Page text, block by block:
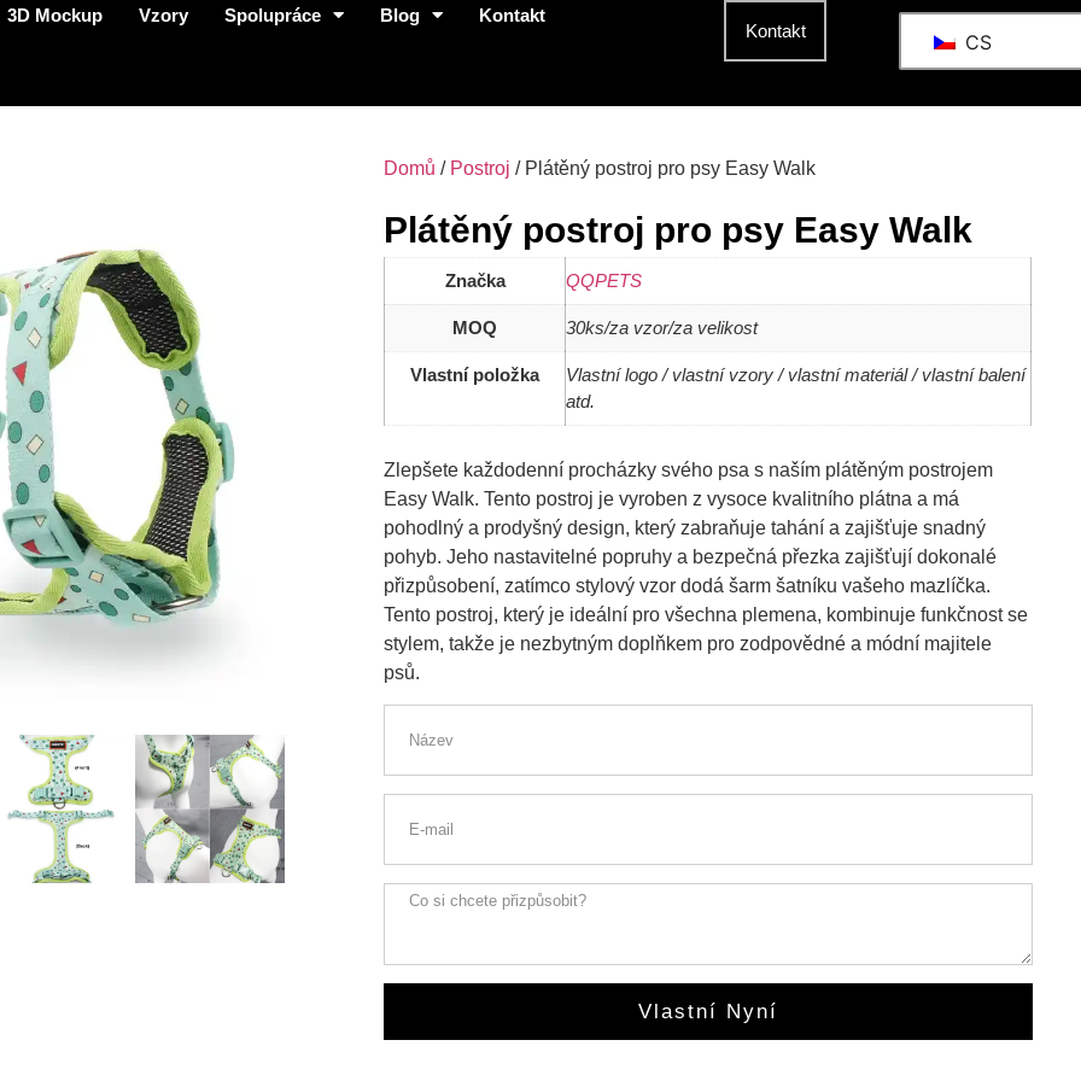
3D Mockup Vzory Spolupráce Blog Kontakt
Kontakt CS
Domů / Postroj / Plátěný postroj pro psy Easy Walk
Plátěný postroj pro psy Easy Walk
Značka QQPETS
MOQ 30ks/za vzor/za velikost
Vlastní položka
Vlastní logo / vlastní vzory / vlastní materiál / vlastní balení
atd.
Zlepšete každodenní procházky svého psa s naším plátěným postrojem
Easy Walk. Tento postroj je vyroben z vysoce kvalitního plátna a má
pohodlný a prodyšný design, který zabraňuje tahání a zajišťuje snadný
pohyb. Jeho nastavitelné popruhy a bezpečná přezka zajišťují dokonalé
přizpůsobení, zatímco stylový vzor dodá šarm šatníku vašeho mazlíčka.
Tento postroj, který je ideální pro všechna plemena, kombinuje funkčnost se
stylem, takže je nezbytným doplňkem pro zodpovědné a módní majitele
psů.
Vlastní Nyní